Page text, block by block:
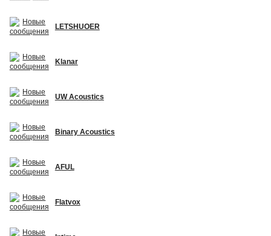
LETSHUOER
Klanar
UW Acoustics
Binary Acoustics
AFUL
Flatvox